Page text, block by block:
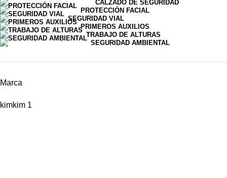
CALZADO DE SEGURIDAD
PROTECCIÓN FACIAL
SEGURIDAD VIAL
PRIMEROS AUXILIOS
TRABAJO DE ALTURAS
SEGURIDAD AMBIENTAL
Marca
kimkim 1